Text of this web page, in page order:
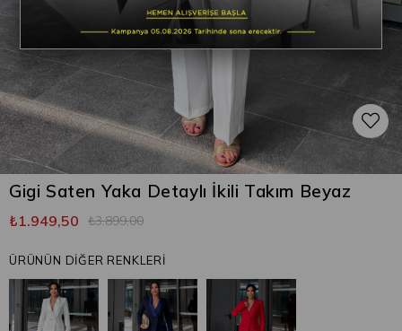
Gigi Saten Yaka Detaylı İkili Takım Beyaz
₺3.899,00
₺1.949,50
ÜRÜNÜN DİĞER RENKLERİ